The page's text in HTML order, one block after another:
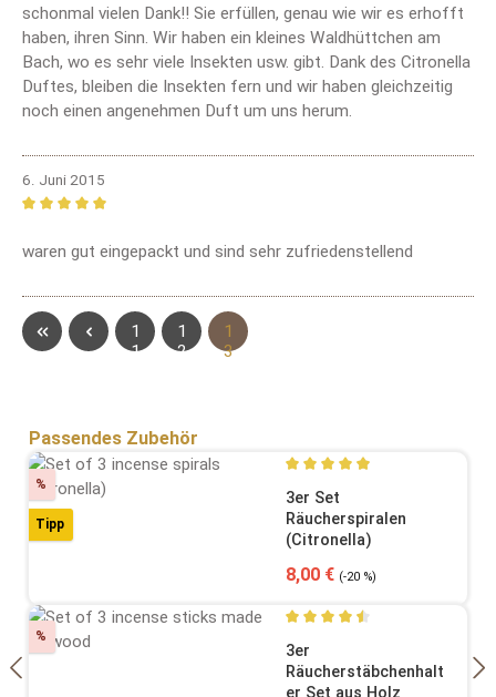
schonmal vielen Dank!! Sie erfüllen, genau wie wir es erhofft
haben, ihren Sinn. Wir haben ein kleines Waldhüttchen am
Bach, wo es sehr viele Insekten usw. gibt. Dank des Citronella
Duftes, bleiben die Insekten fern und wir haben gleichzeitig
noch einen angenehmen Duft um uns herum.
6. Juni 2015
waren gut eingepackt und sind sehr zufriedenstellend
Seite
1
1
Seite
1
2
Seite
1
3
Produktgalerie überspringen
Passendes Zubehör
% Rabatt
Tipp
Durchschnittliche
3er Set
Räucherspiralen
(Citronella)
Verkaufspreis:
8,00 € Regulärer Preis:
(-20 %)
% Rabatt Durchschnittliche
3er
Räucherstäbchenhalt
er Set aus Holz